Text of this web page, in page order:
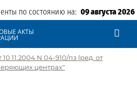
по состоянию на: 09 августа 2026
АКТЫ
N 04-910/пз (ред. от
центрах"